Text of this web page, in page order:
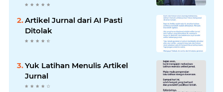
Artikel Jurnal dari AI Pasti
Ditolak
Yuk Latihan Menulis Artikel
Jurnal